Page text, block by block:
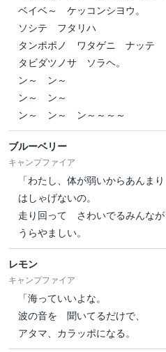
ベイベ～ ケッコンシヨウ。
ソシテ フタリハ
タンポポノ ワタゲニ ナッテ
タビダツノサ ソラヘ。
ン～ ン～
ン～ ン～
ン～ ン～ ン～～～～
ブルーベリー
キャンプファイア
「わたし、体が弱いからあんまり
はしゃげないの。
走り回って さわいでるみんなが
うらやましい。
レモン
キャンプファイア
「海っていいよな。
波の音を 聞いてるだけで、
アタマ、カラッポになる。